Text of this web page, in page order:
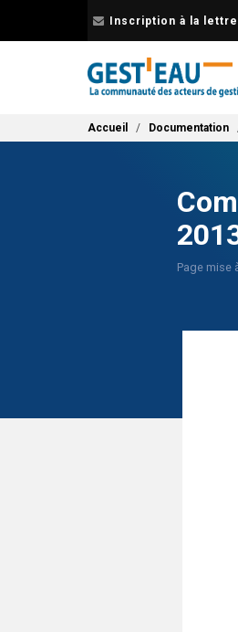
Inscription à la
Fil d'Ariane
Accueil Documentation
Page mise